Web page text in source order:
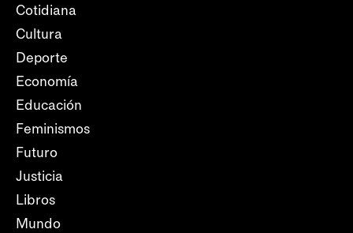
Cotidiana
Cultura
Deporte
Economía
Educación
Feminismos
Futuro
Justicia
Libros
Mundo